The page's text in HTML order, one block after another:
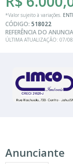
*Valor sujeito à variações.
CÓDIGO:518022
REFERÊNCIA DO
ÚLTIMA ATUALIZAÇÃO: 07/
Anunciante